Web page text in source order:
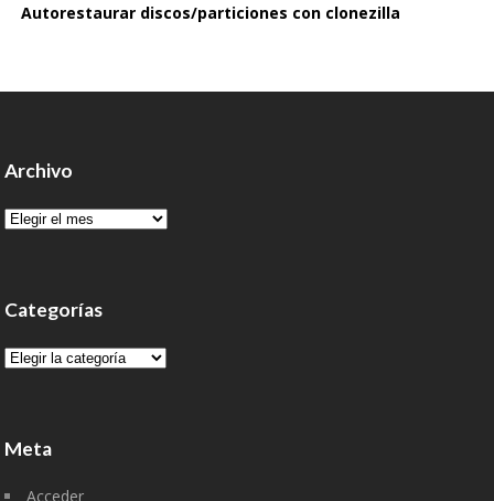
Autorestaurar discos/particiones con clonezilla
Archivo
Archivo
Categorías
Categorías
Meta
Acceder